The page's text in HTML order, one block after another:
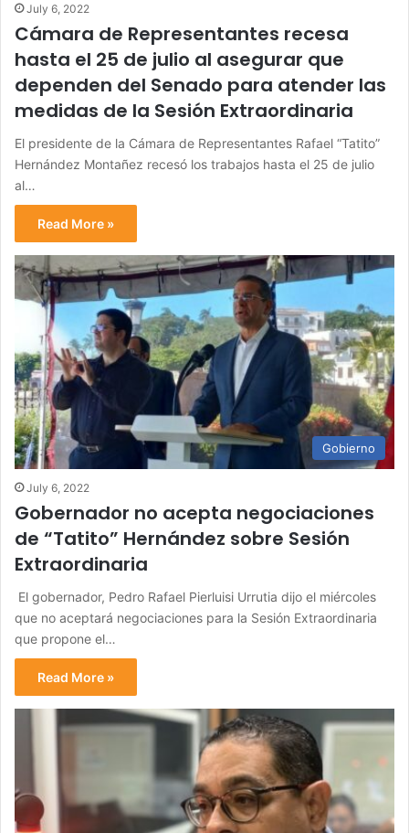
July 6, 2022
Cámara de Representantes recesa
hasta el 25 de julio al asegurar que
dependen del Senado para atender las
medidas de la Sesión Extraordinaria
El presidente de la Cámara de Representantes Rafael “Tatito”
Hernández Montañez recesó los trabajos hasta el 25 de julio
al…
Read More »
Gobierno
July 6, 2022
Gobernador no acepta negociaciones
de “Tatito” Hernández sobre Sesión
Extraordinaria
El gobernador, Pedro Rafael Pierluisi Urrutia dijo el miércoles
que no aceptará negociaciones para la Sesión Extraordinaria
que propone el…
Read More »